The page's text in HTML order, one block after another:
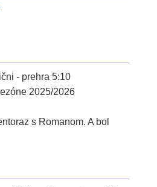
- prehra 5:10
2025/2026
s Romanom. A bol